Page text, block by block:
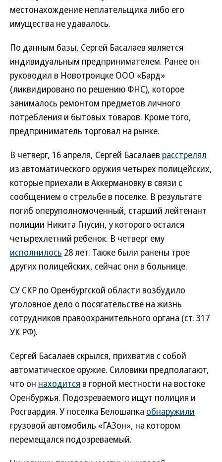
местонахождение неплательщика либо его
имущества не удавалось.
По данным базы, Сергей Басалаев является
индивидуальным предпринимателем. Ранее он
руководил в Новотроицке ООО «Бард»
(ликвидировано по решению ФНС), которое
занималось ремонтом предметов личного
потребления и бытовых товаров. Кроме того,
предприниматель торговал на рынке.
В четверг, 16 апреля, Сергей Басалаев расстрелял
из автоматического оружия четырех полицейских,
которые приехали в Аккермановку в связи с
сообщением о стрельбе в поселке. В результате
погиб оперуполномоченный, старший лейтенант
полиции Никита Гнусин, у которого остался
четырехлетний ребенок. В четверг ему
исполнилось 28 лет. Также были ранены трое
других полицейских, сейчас они в больнице.
СУ СКР по Оренбургской области возбудило
уголовное дело о посягательстве на жизнь
сотрудников правоохранительного органа (ст. 317
УК РФ).
Сергей Басалаев скрылся, прихватив с собой
автоматическое оружие. Силовики предполагают,
что он находится в горной местности на востоке
Оренбуржья. Подозреваемого ищут полиция и
Росгвардия. У поселка Белошапка обнаружили
грузовой автомобиль «ГАЗон», на котором
перемещался подозреваемый.